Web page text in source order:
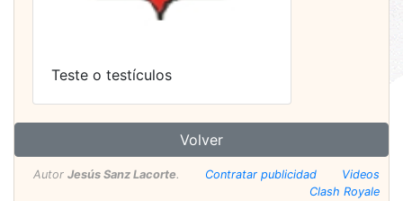
Teste o testículos
Volver
Autor Jesús Sanz Lacorte. Contratar publicidad
Videos
Clash Royale